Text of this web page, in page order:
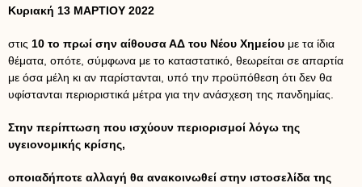
Κυριακή 13 ΜΑΡΤΙΟΥ 2022
στις 10 το πρωί σην αίθουσα ΑΔ του Νέου Χημείου με τα ίδια
θέματα, οπότε, σύμφωνα με το καταστατικό, θεωρείται σε απαρτία
με όσα μέλη κι αν παρίστανται, υπό την προϋπόθεση ότι δεν θα
υφίστανται περιοριστικά μέτρα για την ανάσχεση της πανδημίας.
Στην περίπτωση που ισχύουν περιορισμοί λόγω της
υγειονομικής κρίσης,
οποιαδήποτε αλλαγή θα ανακοινωθεί στην ιστοσελίδα της